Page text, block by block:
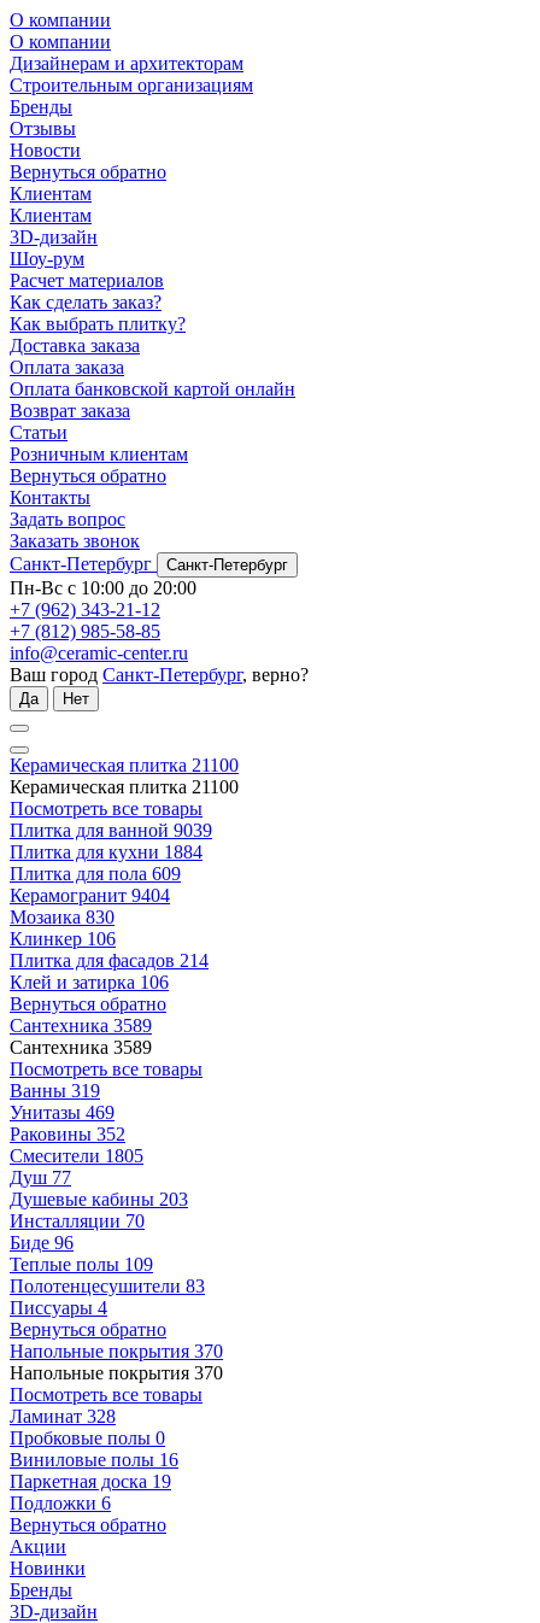
О компании
О компании
Дизайнерам и архитекторам
Строительным организациям
Бренды
Отзывы
Новости
Вернуться обратно
Клиентам
Клиентам
3D-дизайн
Шоу-рум
Расчет материалов
Как сделать заказ?
Как выбрать плитку?
Доставка заказа
Оплата заказа
Оплата банковской картой онлайн
Возврат заказа
Статьи
Розничным клиентам
Вернуться обратно
Контакты
Задать вопрос
Заказать звонок
Санкт-Петербург
Санкт-Петербург
Пн-Вс с 10:00 до 20:00
+7 (962) 343-21-12
+7 (812) 985-58-85
info@ceramic-center.ru
Ваш город Санкт-Петербург, верно?
Да Нет
Керамическая плитка 21100
Керамическая плитка 21100
Посмотреть все товары
Плитка для ванной 9039
Плитка для кухни 1884
Плитка для пола 609
Керамогранит 9404
Мозаика 830
Клинкер 106
Плитка для фасадов 214
Клей и затирка 106
Вернуться обратно
Сантехника 3589
Сантехника 3589
Посмотреть все товары
Ванны 319
Унитазы 469
Раковины 352
Смесители 1805
Душ 77
Душевые кабины 203
Инсталляции 70
Биде 96
Теплые полы 109
Полотенцесушители 83
Писсуары 4
Вернуться обратно
Напольные покрытия 370
Напольные покрытия 370
Посмотреть все товары
Ламинат 328
Пробковые полы 0
Виниловые полы 16
Паркетная доска 19
Подложки 6
Вернуться обратно
Акции
Новинки
Бренды
3D-дизайн